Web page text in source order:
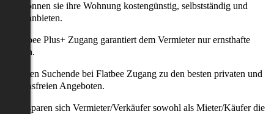
können sie ihre Wohnung kostengünstig, selbstständig und
anbieten.
Flatbee Plus+ Zugang garantiert dem Vermieter nur ernsthafte
erhalten Suchende bei Flatbee Zugang zu den besten privaten und
Angeboten.
uns sparen sich Vermieter/Verkäufer sowohl als Mieter/Käufer die